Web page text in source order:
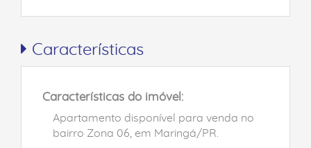
Características
Características do imóvel:
Apartamento disponível para venda no
bairro Zona 06, em Maringá/PR.